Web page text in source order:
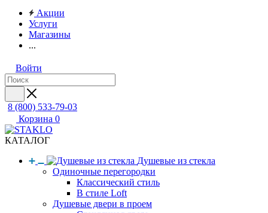
Акции
Услуги
Магазины
...
Войти
8 (800) 533-79-03
Корзина 0
КАТАЛОГ
Душевые из стекла
Одиночные перегородки
Классический стиль
В стиле Loft
Душевые двери в проем